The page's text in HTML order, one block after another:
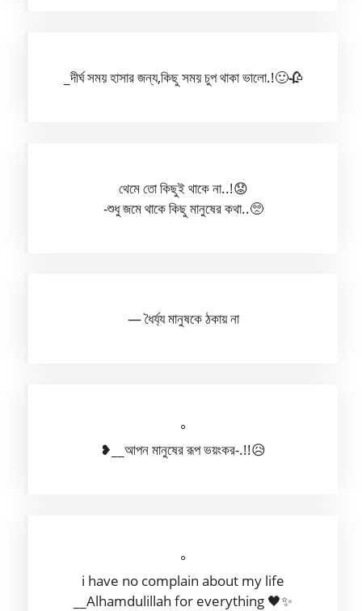
_দীর্ঘ সময় হাসার জন্য,কিছু সময় চুপ থাকা ভালো.!🙂🥀
থেমে তো কিছুই থাকে না..!😟
-শুধু জমে থাকে কিছু মানুষের কথা..🥺
— ধৈর্য্য মানুষকে ঠকায় না
°
❥__আপন মানুষের রূপ ভয়ংকর-.!!😥
°
i have no complain about my life
__Alhamdulillah for everything 🖤✨